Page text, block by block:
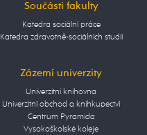
Součásti fakulty
Katedra sociální práce
Katedra zdravotně-sociálních studií
Zázemí univerzity
Univerzitní knihovna
Univerzitní obchod a knihkupectví
Centrum Pyramida
Vysokoškolské koleje